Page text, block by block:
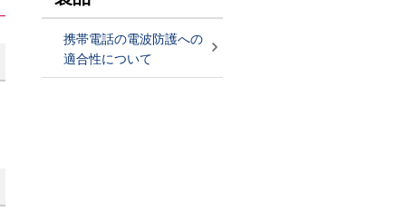
携帯電話の電波防護への
適合性について